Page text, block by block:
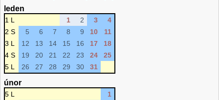
leden
1 L 1 2 3
4
2 S
5 6 7 8 9 10
11
3 L
12 13 14 15 16 17
18
4 S
19 20 21 22 23 24
25
5 L
26 27 28 29 30 31
únor
5 L
1